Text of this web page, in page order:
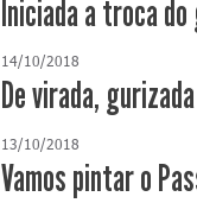
Iniciada a troca
14/10/2018
De virada,
13/10/2018
Vamos pintar o